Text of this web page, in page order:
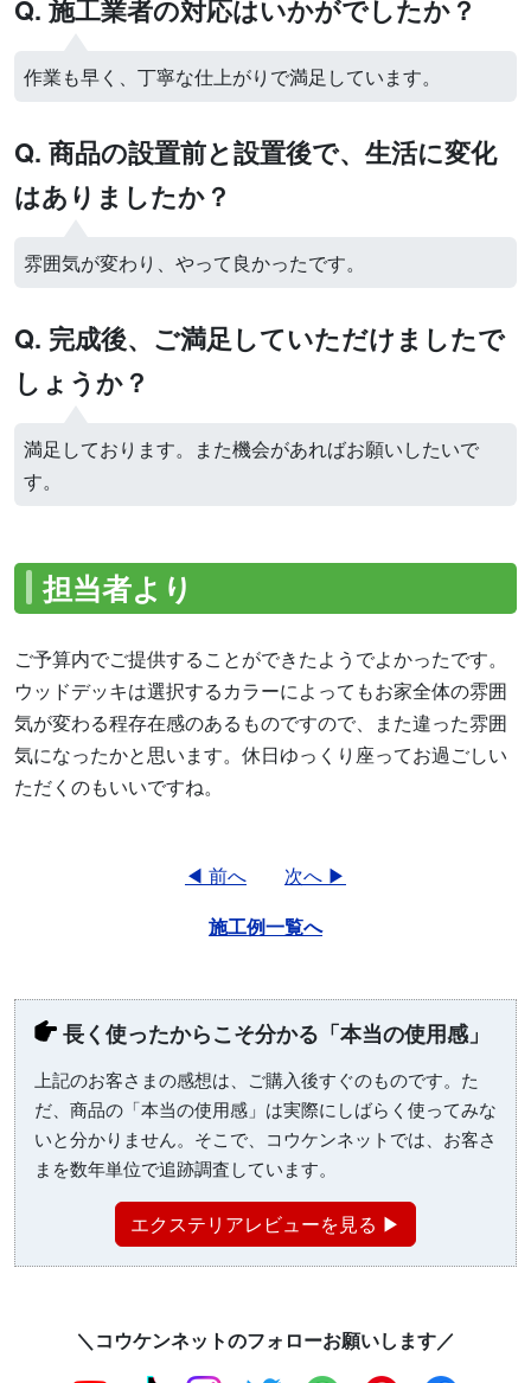
Q. 施工業者の対応はいかがでしたか？
作業も早く、丁寧な仕上がりで満足しています。
Q. 商品の設置前と設置後で、生活に変化
はありましたか？
雰囲気が変わり、やって良かったです。
Q. 完成後、ご満足していただけましたで
しょうか？
満足しております。また機会があればお願いしたいで
す。
担当者より
ご予算内でご提供することができたようでよかったです。
ウッドデッキは選択するカラーによってもお家全体の雰囲
気が変わる程存在感のあるものですので、また違った雰囲
気になったかと思います。休日ゆっくり座ってお過ごしい
ただくのもいいですね。
◀ 前へ
次へ ▶
施工例一覧へ
長く使ったからこそ分かる「本当の使用感」
上記のお客さまの感想は、ご購入後すぐのものです。た
だ、商品の「本当の使用感」は実際にしばらく使ってみな
いと分かりません。そこで、コウケンネットでは、お客さ
まを数年単位で追跡調査しています。
エクステリアレビューを見る ▶
＼コウケンネットのフォローお願いします／